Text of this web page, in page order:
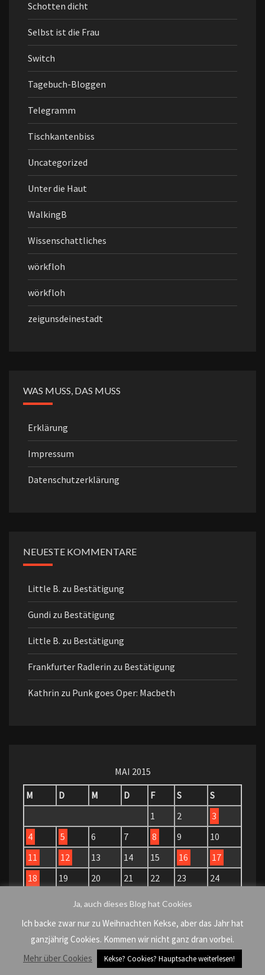
Schotten dicht
Selbst ist die Frau
Switch
Tagebuch-Bloggen
Telegramm
Tischkantenbiss
Uncategorized
Unter die Haut
WalkingB
Wissenschattliches
wörkfloh
wörkfloh
zeigunsdeinestadt
WAS MUSS, DAS MUSS
Erklärung
Impressum
Datenschutzerklärung
NEUESTE KOMMENTARE
Little B. zu Bestätigung
Gundi zu Bestätigung
Little B. zu Bestätigung
Frankfurter Radlerin zu Bestätigung
Kathrin zu Punk goes Oper: Macbeth
MAI 2015
M
D M D F S
S
1
2
3
4
5 6 7 8 9
10
11
12 13 14 15 16
17
18
19 20 21 22 23
24
27 28 29 30
« Apr.
Ja, auch dieses Blog hat Cookies
Ich backe zwar nur zu Weihnachten Kekse, aber das Jahr hat
ganzjährig Cookies. Kommen wir nicht ganz dran vorbei.
Mehr über Cookies
Kekse? Cookies? Hauptsache weiterlesen!